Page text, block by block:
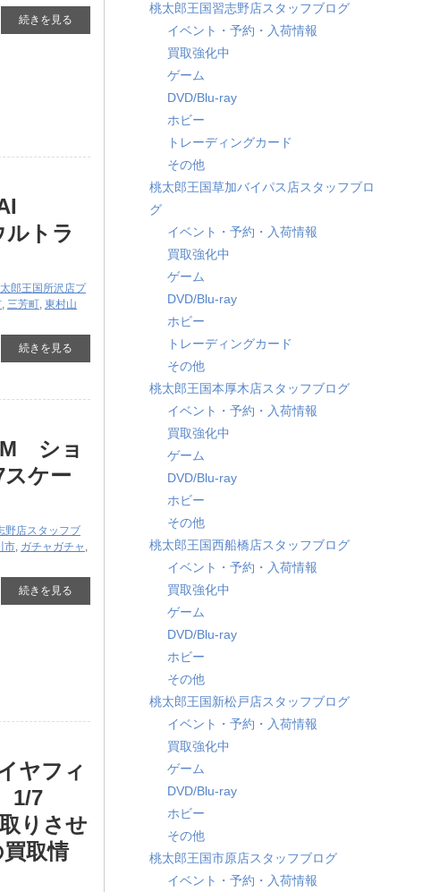
続きを見る
トラ
郎王国所沢店プ
, 三芳町, 東村山
続きを見る
ショ
ケー
野店スタッフブ
市, ガチャガチャ ,
続きを見る
ヤフィ
​1/7
りさせ
取情
桃太郎王国習志野店スタッフブログ
イベント・予約・入荷情報
買取強化中
ゲーム
DVD/Blu-ray
ホビー
トレーディングカード
その他
桃太郎王国草加バイパス店スタッフブロ
グ
イベント・予約・入荷情報
買取強化中
ゲーム
DVD/Blu-ray
ホビー
トレーディングカード
その他
桃太郎王国本厚木店スタッフブログ
イベント・予約・入荷情報
買取強化中
ゲーム
DVD/Blu-ray
ホビー
その他
桃太郎王国西船橋店スタッフブログ
イベント・予約・入荷情報
買取強化中
ゲーム
DVD/Blu-ray
ホビー
その他
桃太郎王国新松戸店スタッフブログ
イベント・予約・入荷情報
買取強化中
ゲーム
DVD/Blu-ray
ホビー
その他
桃太郎王国市原店スタッフブログ
イベント・予約・入荷情報